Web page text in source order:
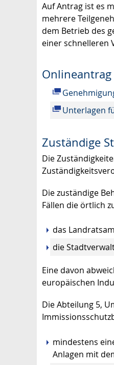
Auf Antrag ist es
mehrere
dem Betrieb des
einer schnelleren
Unterlagen
Zuständige
Die
Die zuständige
Fällen die örtlich
das
die
Eine davon
europäischen
Die Abteilung 5,
mindestens
Anlagen mit